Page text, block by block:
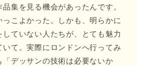
集を見る機会があったんです。
っこよかった。しかも、明らかに
していない人たちが、とても魅力
いて。実際にロンドンへ行ってみ
「デッサンの技術は必要ないか